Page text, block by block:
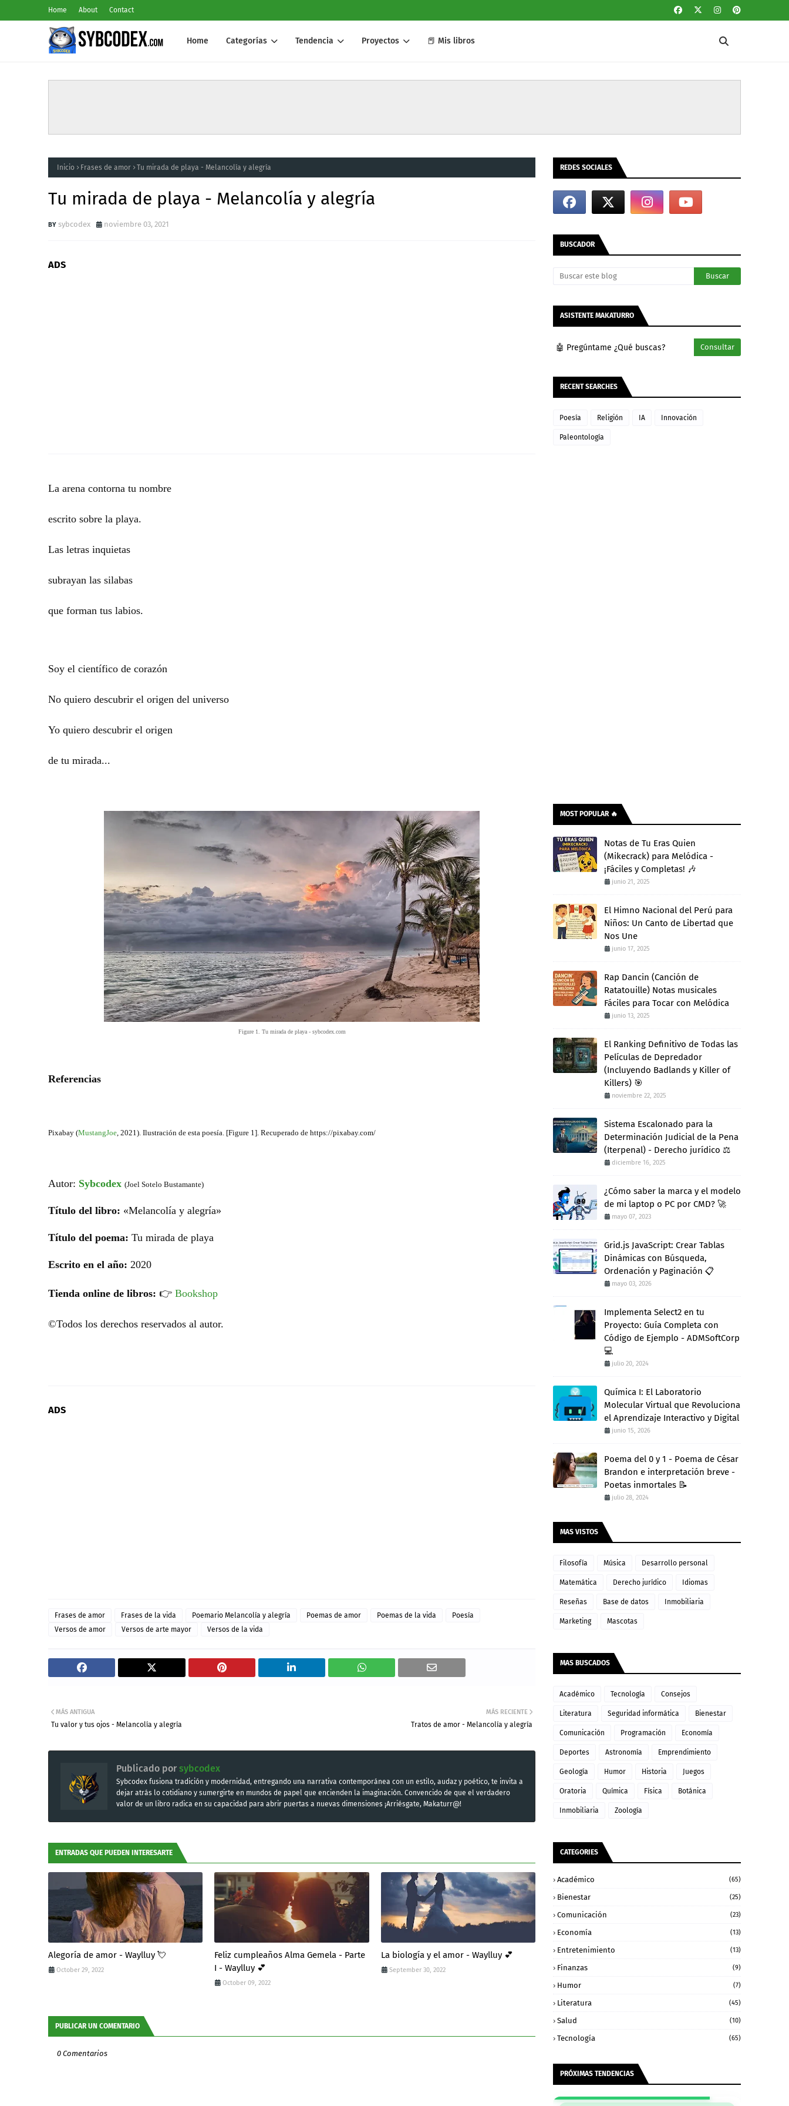
Home About Contact
Home Categorías Tendencia Proyectos 📕 Mis libros
Inicio Frases de amor Tu mirada de playa - Melancolía y alegría
Tu mirada de playa - Melancolía y alegría
sybcodex noviembre 03, 2021
ADS
La arena contorna tu nombre
escrito sobre la playa.
Las letras inquietas
subrayan las silabas
que forman tus labios.
Soy el científico de corazón
No quiero descubrir el origen del universo
Yo quiero descubrir el origen
de tu mirada...
Figure 1. Tu mirada de playa - sybcodex.com
Referencias
Pixabay (MustangJoe 2021). Ilustración de esta poesía. [Figure 1]. Recuperado de https://pixabay.com/
Autor: Sybcodex (Joel Sotelo Bustamante)
Título del libro: «Melancolía y alegría»
Título del poema: Tu mirada de playa
Escrito en el año: 2020
Tienda online de libros: 👉 Bookshop
©Todos los derechos reservados al autor.
ADS
Frases de amor Frases de la vida Poemario Melancolía y alegría Poemas de amor Poemas de la vida
Poesía
Versos de amor
Versos de arte mayor Versos de la vida
MÁS RECIENTE
Tratos de amor - Melancolía y alegría
MÁS ANTIGUA
Tu valor y tus ojos - Melancolía y alegría
Publicado por sybcodex
Sybcodex fusiona tradición y modernidad, entregando una narrativa contemporánea con un estilo, audaz y poético, te invita a
dejar atrás lo cotidiano y sumergirte en mundos de papel que encienden la imaginación. Convencido de que el verdadero
valor de un libro radica en su capacidad para abrir puertas a nuevas dimensiones ¡Arriésgate, Makaturr@!
ENTRADAS QUE PUEDEN INTERESARTE
Alegoría de amor - Waylluy 💘
October 29, 2022
Feliz cumpleaños Alma Gemela - Parte
I - Waylluy 💕
October 09, 2022
La biología y el amor - Waylluy 💕
September 30, 2022
PUBLICAR UN COMENTARIO
0 Comentarios
REDES SOCIALES
BUSCADOR
ASISTENTE MAKATURRO
🤖 Pregúntame ¿Qué buscas? Consultar
RECENT SEARCHES
Poesía Religión IA Innovación
Paleontología
MOST POPULAR 🔥
Notas de Tu Eras Quien
(Mikecrack) para Melódica -
¡Fáciles y Completas! 🎶
junio 21, 2025
El Himno Nacional del Perú para
Niños: Un Canto de Libertad que
Nos Une
junio 17, 2025
Rap Dancin (Canción de
Ratatouille) Notas musicales
Fáciles para Tocar con Melódica
junio 13, 2025
El Ranking Definitivo de Todas las
Películas de Depredador
(Incluyendo Badlands y Killer of
Killers) 🎯
noviembre 22, 2025
Sistema Escalonado para la
Determinación Judicial de la Pena
(Iterpenal) - Derecho jurídico ⚖️
diciembre 16, 2025
¿Cómo saber la marca y el modelo
de mi laptop o PC por CMD? 🚀
mayo 07, 2023
Grid.js JavaScript: Crear Tablas
Dinámicas con Búsqueda,
Ordenación y Paginación 📋
mayo 03, 2026
Implementa Select2 en tu
Proyecto: Guía Completa con
Código de Ejemplo - ADMSoftCorp
💻
julio 20, 2024
Química I: El Laboratorio
Molecular Virtual que Revoluciona
el Aprendizaje Interactivo y Digital
junio 15, 2026
Poema del 0 y 1 - Poema de César
Brandon e interpretación breve -
Poetas inmortales 📝
julio 28, 2024
MAS VISTOS
Filosofía Música Desarrollo personal
Matemática Derecho jurídico Idiomas
Reseñas Base de datos Inmobiliaria
Marketing Mascotas
MAS BUSCADOS
Académico Tecnología Consejos
Literatura Seguridad informática Bienestar
Comunicación Programación Economía
Deportes Astronomía Emprendimiento
Geología Humor Historia Juegos
Oratoria Química Física Botánica
Inmobiliaria Zoología
CATEGORIES
Académico (65)
Bienestar (25)
Comunicación (23)
Economía (13)
Entretenimiento (13)
Finanzas (9)
Humor (7)
Literatura (45)
Salud (10)
Tecnología (65)
PRÓXIMAS TENDENCIAS